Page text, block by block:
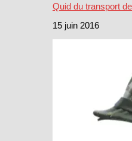
Quid du transport
15 juin 2016